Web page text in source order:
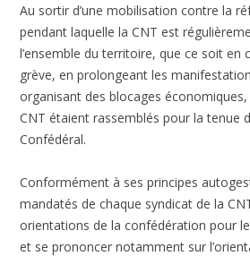
Au sortir d’une mobilisation contre la
pendant laquelle la CNT est
l’ensemble du territoire, que ce soit en
grève, en prolongeant les
organisant des blocages
CNT étaient rassemblés pour la tenue
Confédéral.
Conformément à ses principes
mandatés de chaque syndicat de la
orientations de la confédération pour
et se prononcer notamment sur